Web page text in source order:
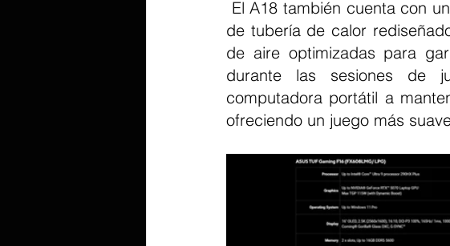
de tubería de calor
de aire optimizadas para
durante las sesiones de
computadora portátil a
ofreciendo un juego más